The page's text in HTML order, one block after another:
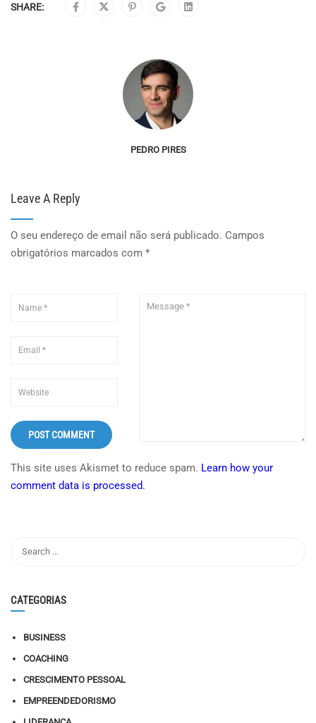
SHARE:
PEDRO PIRES
Leave A Reply
O seu endereço de email não será publicado. Campos
obrigatórios marcados com *
This site uses Akismet to reduce spam. Learn how your
comment data is processed.
CATEGORIAS
BUSINESS
COACHING
CRESCIMENTO PESSOAL
EMPREENDEDORISMO